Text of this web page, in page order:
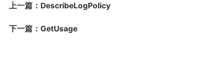
上一篇：DescribeLogPolicy
下一篇：GetUsage